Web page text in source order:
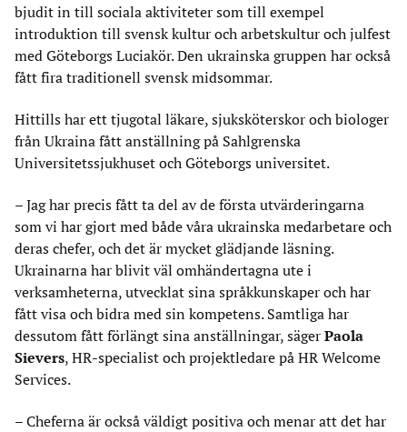
bjudit in till sociala aktiviteter som till exempel
introduktion till svensk kultur och arbetskultur och julfest
med Göteborgs Luciakör. Den ukrainska gruppen har också
fått fira traditionell svensk midsommar.
Hittills har ett tjugotal läkare, sjuksköterskor och biologer
från Ukraina fått anställning på Sahlgrenska
Universitetssjukhuset och Göteborgs universitet.
– Jag har precis fått ta del av de första utvärderingarna
som vi har gjort med både våra ukrainska medarbetare och
deras chefer, och det är mycket glädjande läsning.
Ukrainarna har blivit väl omhändertagna ute i
verksamheterna, utvecklat sina språkkunskaper och har
fått visa och bidra med sin kompetens. Samtliga har
dessutom fått förlängt sina anställningar, säger Paola
Sievers, HR-specialist och projektledare på HR Welcome
Services.
– Cheferna är också väldigt positiva och menar att det har